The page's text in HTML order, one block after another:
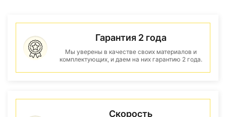
Гарантия 2 года
Мы уверены в качестве своих материалов и
комплектующих, и даем на них гарантию 2 года.
Скорость